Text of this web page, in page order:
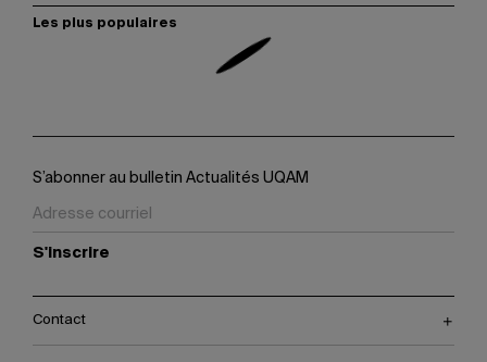
Les plus populaires
S’abonner au bulletin Actualités UQAM
S'inscrire
Contact